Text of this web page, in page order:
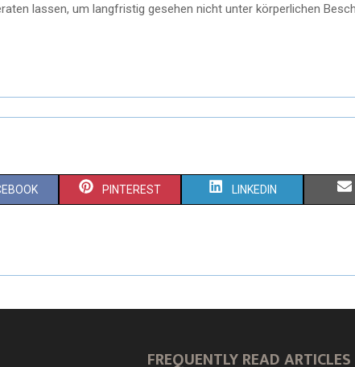
lassen, um langfristig gesehen nicht unter körperlichen
PINTEREST LINKEDIN
FREQUENTLY READ ARTICLES